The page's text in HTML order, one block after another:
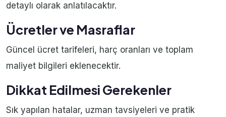
detaylı olarak anlatılacaktır.
Ücretler ve Masraflar
Güncel ücret tarifeleri, harç oranları ve toplam
maliyet bilgileri eklenecektir.
Dikkat Edilmesi Gerekenler
Sık yapılan hatalar, uzman tavsiyeleri ve pratik